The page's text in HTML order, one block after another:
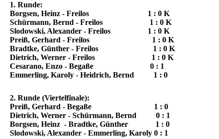
1. Runde:
Borgsen, Heinz - Freilos 1 : 0 K
Schürmann, Bernd - Freilos 1 : 0 K
Slodowski, Alexander - Freilos 1 : 0 K
Preiß, Gerhard - Freilos 1 : 0 K
Bradtke, Günther - Freilos 1 : 0 K
Dietrich, Werner - Freilos 1 : 0 K
Cesarano, Enzo - Begaße 0 : 1
Emmerling, Karoly - Heidrich, Bernd 1 : 0
2. Runde (Viertelfinale):
Preiß, Gerhard - Begaße 1 : 0
Dietrich, Werner - Schürmann, Bernd 0 : 1
Borgsen, Heinz - Bradtke, Günther 1 : 0
Slodowski, Alexander - Emmerling, Karoly 0 : 1